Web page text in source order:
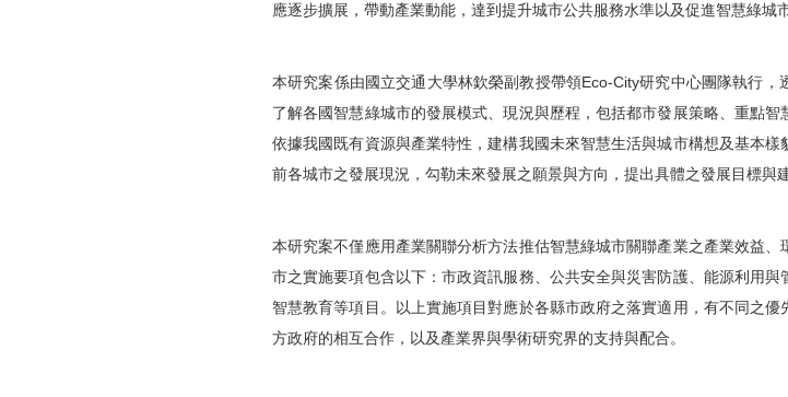
應逐步擴展，帶動產業動能， 達到提升城市公共服務水準以及促進智慧綠城
本研究案係由國立交通大學林欽榮副教授帶領Eco-City研究中心團隊執行，
了解各國智慧綠城市的發展模式、現況與歷程，包括都市發展策略、 重點智
依據我國既有資源與產業特性，建構我國未來智慧生活與城市構想及基本樣
前各城市之發展現況， 勾勒未來發展之願景與方向，提出具體之發展目標與建
本研究案不僅應用產業關聯分析方法推估智慧綠城市關聯產業之產業效益、
市之實施要項包含以下：市政資訊服務、公共安全與災害防護、能源利用與
智慧教育等項目。
以上實施項目對應於各縣市政府之落實適用， 有不同之優
方政府的相互合作，以及產業界與學術研究界的支持與配合。